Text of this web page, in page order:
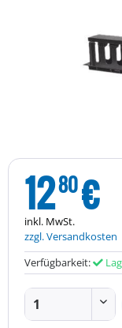
1280€
inkl. MwSt.
zzgl. Versandkosten
Verfügbarkeit: